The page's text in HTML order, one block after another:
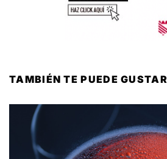
TAMBIÉN TE PUEDE GUSTAR